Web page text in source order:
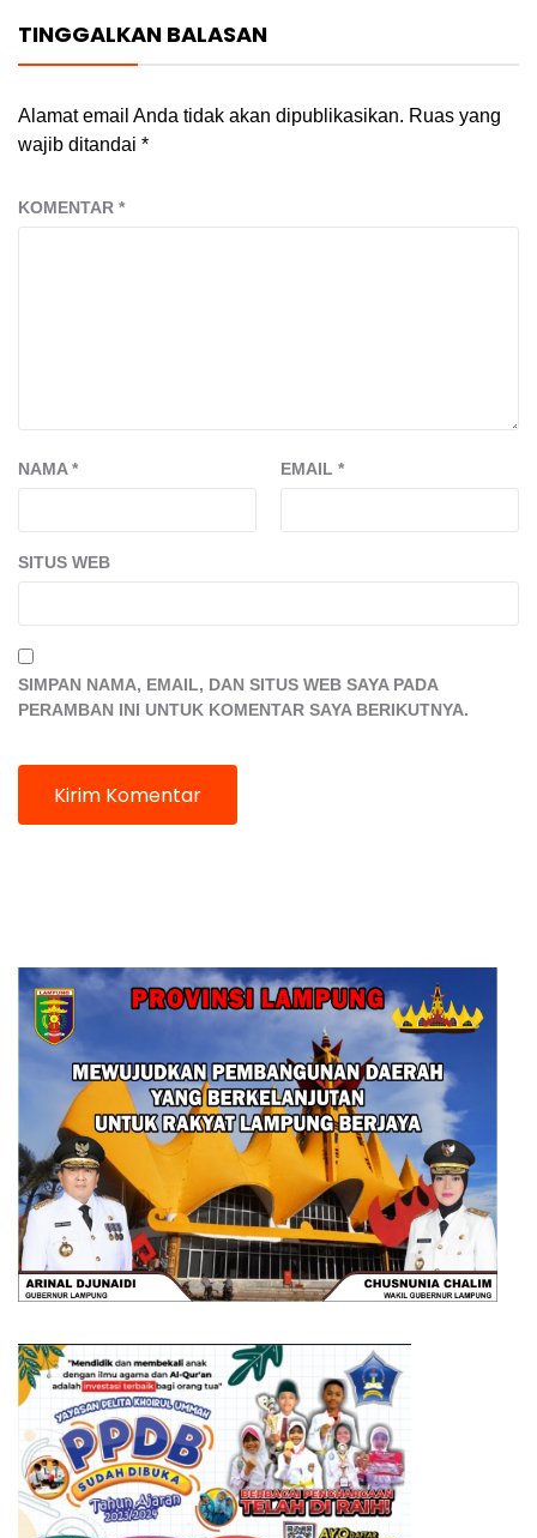
TINGGALKAN BALASAN
Alamat email Anda tidak akan dipublikasikan. Ruas yang
wajib ditandai *
KOMENTAR *
NAMA* EMAIL *
SITUS WEB
SIMPAN NAMA, EMAIL, DAN SITUS WEB SAYA PADA
PERAMBAN INI UNTUK KOMENTAR SAYA BERIKUTNYA.